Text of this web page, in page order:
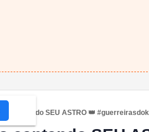
cantando SEU ASTRO 👑